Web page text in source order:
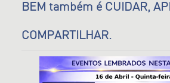
BEM também é CUIDAR,
COMPARTILHAR.